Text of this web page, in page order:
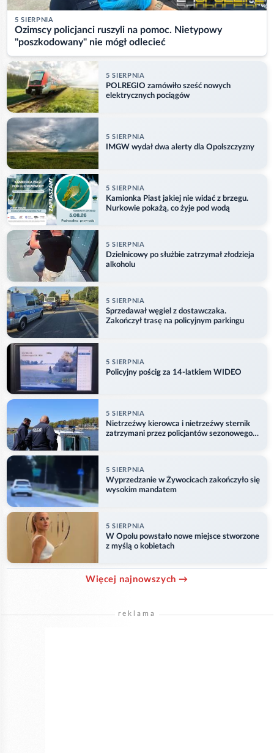
5 SIERPNIA
Ozimscy policjanci ruszyli na pomoc. Nietypowy
"poszkodowany" nie mógł odlecieć
5 SIERPNIA
POLREGIO zamówiło sześć nowych
elektrycznych pociągów
5 SIERPNIA
IMGW wydał dwa alerty dla Opolszczyzny
5 SIERPNIA
Kamionka Piast jakiej nie widać z brzegu.
Nurkowie pokażą, co żyje pod wodą
5 SIERPNIA
Dzielnicowy po służbie zatrzymał złodzieja
alkoholu
5 SIERPNIA
Sprzedawał węgiel z dostawczaka.
Zakończył trasę na policyjnym parkingu
5 SIERPNIA
Policyjny pościg za 14-latkiem WIDEO
5 SIERPNIA
Nietrzeźwy kierowca i nietrzeźwy sternik
zatrzymani przez policjantów sezonowego
5 SIERPNIA
Wyprzedzanie w Żywocicach zakończyło się
wysokim mandatem
5 SIERPNIA
W Opolu powstało nowe miejsce stworzone
z myślą o kobietach
Więcej najnowszych →
reklama